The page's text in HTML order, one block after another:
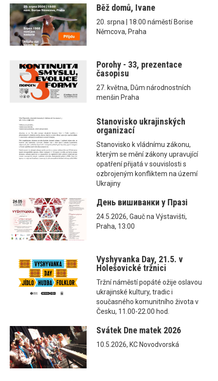
Běž domů, Ivane
20. srpna | 18:00 náměstí Borise
Němcova, Praha
Porohy - 33, prezentace
časopisu
27. května, Dům národnostních
menšin Praha
Stanovisko ukrajinských
organizací
Stanovisko k vládnímu zákonu,
kterým se mění zákony upravující
opatření přijatá v souvislosti s
ozbrojeným konfliktem na území
Ukrajiny
День вишиванки у Празі
24.5.2026, Gauč na Výstavišti,
Praha, 13:00
Vyshyvanka Day, 21.5. v
Holešovické tržnici
Tržní náměstí popáté ožije oslavou
ukrajinské kultury, tradic i
současného komunitního života v
Česku, 11.00-22.00 hod.
Svátek Dne matek 2026
10.5.2026, KC Novodvorská